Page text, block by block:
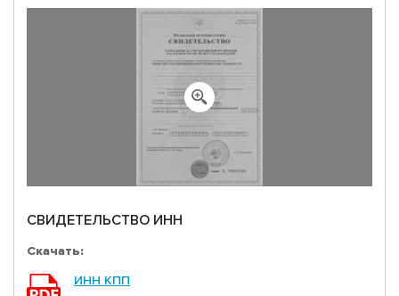
ЧАСТО ЗАДАВАЕМЫЕ ВОПРОСЫ
СВИДЕТЕЛЬСТВО ИНН
Скачать:
ИНН КПП